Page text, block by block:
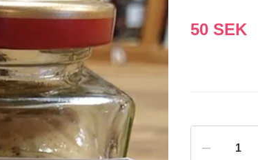
50 SEK